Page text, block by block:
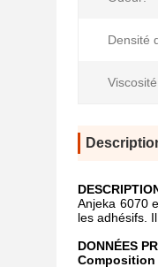
Densité
Anjeka 6070
les adhésifs.
DONNÉES
Composition